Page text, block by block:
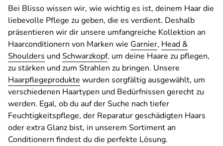
Bei Blisso wissen wir, wie wichtig es ist, deinem Haar die
liebevolle Pflege zu geben, die es verdient. Deshalb
präsentieren wir dir unsere umfangreiche Kollektion an
Haarconditionern von Marken wie Garnier, Head &
Shoulders undSchwarzkopf, um deine Haare zu pflegen,
zu stärken und zum Strahlen zu bringen. Unsere
Haarpflegeprodukte wurden sorgfältig ausgewählt, um
verschiedenen Haartypen und Bedürfnissen gerecht zu
werden. Egal, ob du auf der Suche nach tiefer
Feuchtigkeitspflege, der Reparatur geschädigten Haars
oder extra Glanz bist, in unserem Sortiment an
Conditionern findest du die perfekte Lösung.